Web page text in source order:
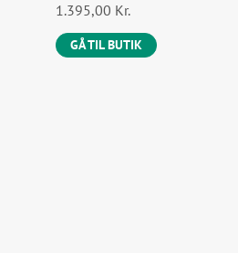
1.395,00 Kr.
GÅ TIL BUTIK